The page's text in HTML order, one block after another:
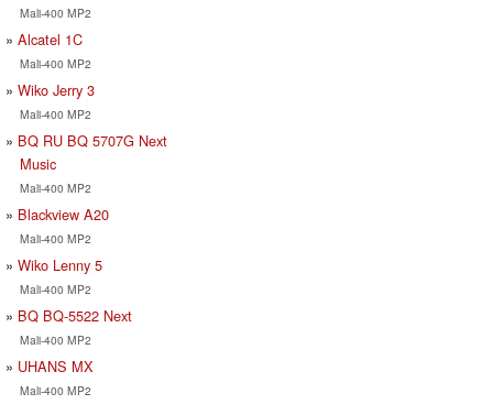
Mali-400 MP2
Alcatel 1C
Mali-400 MP2
Wiko Jerry 3
Mali-400 MP2
BQ RU BQ 5707G Next
Music
Mali-400 MP2
Blackview A20
Mali-400 MP2
Wiko Lenny 5
Mali-400 MP2
BQ BQ-5522 Next
Mali-400 MP2
UHANS MX
Mali-400 MP2